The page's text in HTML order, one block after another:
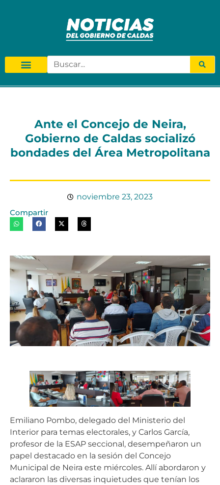
Ante el Concejo de Neira,
Gobierno de Caldas socializó
bondades del Área Metropolitana
noviembre 23, 2023
Compartir
Emiliano Pombo, delegado del Ministerio del
Interior para temas electorales, y Carlos García,
profesor de la ESAP seccional, desempeñaron un
papel destacado en la sesión del Concejo
Municipal de Neira este miércoles. Allí abordaron y
aclararon las diversas inquietudes que tenían los